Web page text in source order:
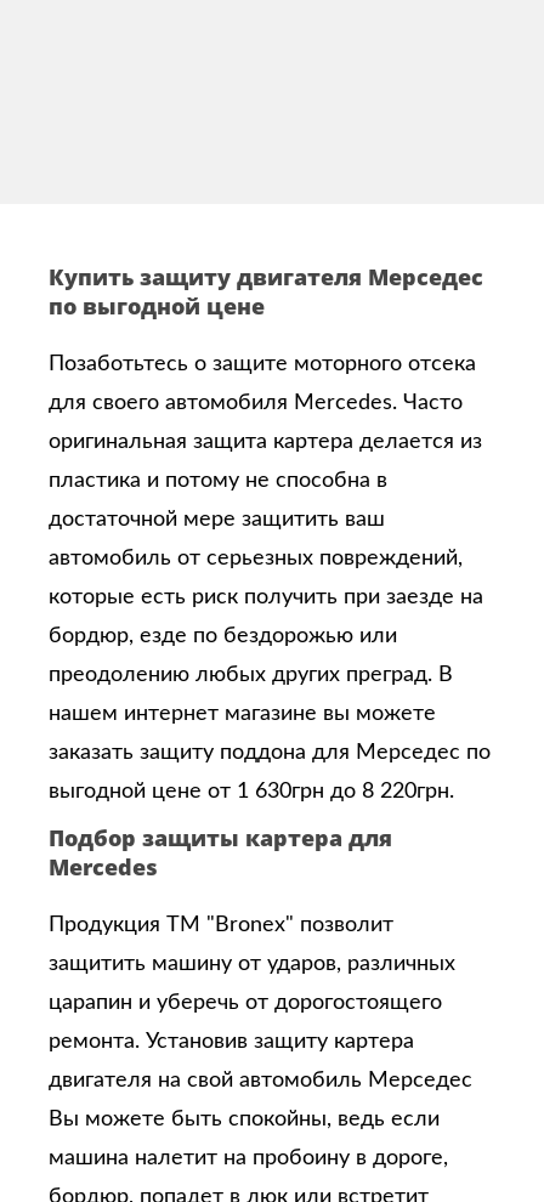
Купить защиту двигателя Мерседес
по выгодной цене
Позаботьтесь о защите моторного отсека
для своего автомобиля Mercedes. Часто
оригинальная защита картера делается из
пластика и потому не способна в
достаточной мере защитить ваш
автомобиль от серьезных повреждений,
которые есть риск получить при заезде на
бордюр, езде по бездорожью или
преодолению любых других преград. В
нашем интернет магазине вы можете
заказать защиту поддона для Мерседес по
выгодной цене от 1 630грн до 8 220грн.
Подбор защиты картера для
Mercedes
Продукция ТМ "Bronex" позволит
защитить машину от ударов, различных
царапин и уберечь от дорогостоящего
ремонта. Установив защиту картера
двигателя на свой автомобиль Мерседес
Вы можете быть спокойны, ведь если
машина налетит на пробоину в дороге,
бордюр, попадет в люк или встретит